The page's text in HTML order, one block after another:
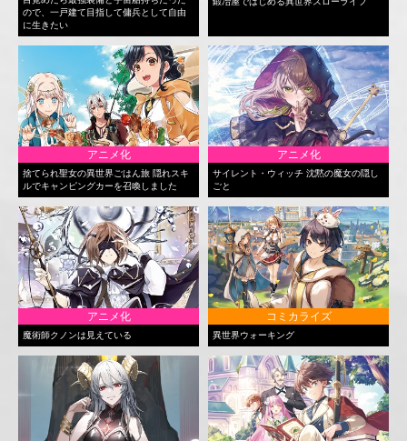
ので、一戸建て目指して傭兵として自由
に生きたい
アニメ化
捨てられ聖女の異世界ごはん旅 隠れスキ
ルでキャンピングカーを召喚しました
アニメ化
サイレント・ウィッチ 沈黙の魔女の隠し
ごと
アニメ化
魔術師クノンは見えている
コミカライズ
異世界ウォーキング